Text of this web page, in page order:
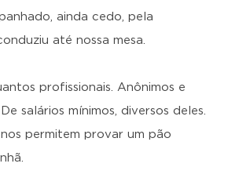
ainda cedo, pela
até nossa mesa.
profissionais. Anônimos e
salários mínimos, diversos deles.
permitem provar um pão